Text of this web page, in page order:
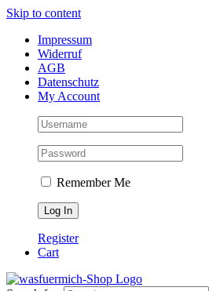
Skip to content
Impressum
Widerruf
AGB
Datenschutz
My Account
Remember Me
Register
Cart